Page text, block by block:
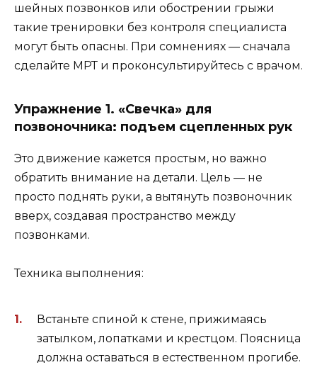
шейных позвонков или обострении грыжи
такие тренировки без контроля специалиста
могут быть опасны. При сомнениях — сначала
сделайте МРТ и проконсультируйтесь с врачом.
Упражнение 1. «Свечка» для
позвоночника: подъем сцепленных рук
Это движение кажется простым, но важно
обратить внимание на детали. Цель — не
просто поднять руки, а вытянуть позвоночник
вверх, создавая пространство между
позвонками.
Техника выполнения:
Встаньте спиной к стене, прижимаясь
затылком, лопатками и крестцом. Поясница
должна оставаться в естественном прогибе.